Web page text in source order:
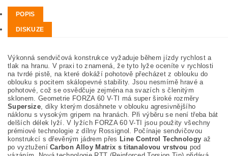
POPIS
DISKUZE
Výkonná sendvičová konstrukce vyžaduje během jízdy rychlost a
tlak na hranu. V praxi to znamená, že tyto lyže oceníte v rychlosti
na tvrdé pistě, na které dokáží pohotově přecházet z oblouku do
oblouku s pocitem skálopevné stability. Jsou nesmírně hravé a
pohotové, což se osvědčuje zejména na svazích s členitým
sklonem. Geometrie FORZA 60 V-TI má super široké rozměry
Supersize, díky kterým dosáhnete v oblouku agresivnějšího
náklonu s vysokým gripem na hranách. Při výběru se není třeba bát
delších délek lyží. V lyžích FORZA 60 V-TI jsou použity všechny
prémiové technologie z dílny Rossignol. Počínaje sendvičovou
konstrukcí s dřevěným jádrem přes Line Control Technology až
po vyztuženíCarbon Alloy Matrix s titanalovou vrstvou pod